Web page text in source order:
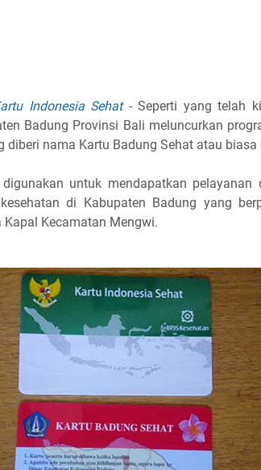
Indonesia Sehat- Seperti yang telah
Badung Provinsi Bali meluncurkan
diberi nama Kartu Badung Sehat atau biasa
untuk mendapatkan
di Kabupaten Badung yang
Kecamatan Mengwi.